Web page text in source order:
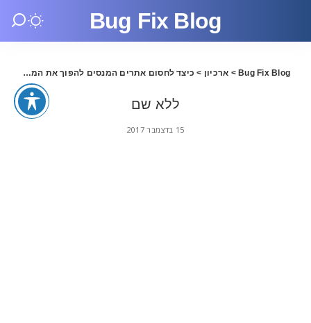
Bug Fix Blog
Bug Fix Blog
> ארכיון > כיצד לחסום אתרים המנסים להפוך את המחשב שלכם למכונת כריית ביטקוין
ללא שם
15 בדצמבר 2017